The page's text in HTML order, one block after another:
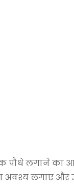
पौधे लगाने का
अवश्य लगाए